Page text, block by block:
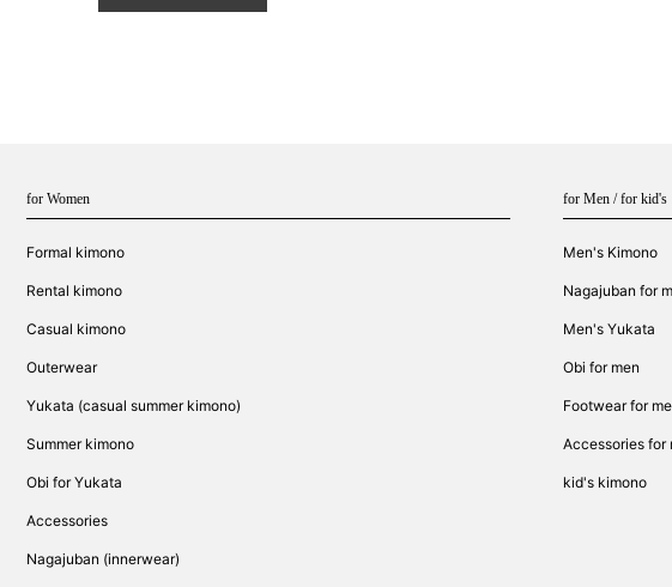
for Women
Formal kimono
Rental kimono
Casual kimono
Outerwear
Yukata (casual summer kimono)
Summer kimono
Obi for Yukata
Accessories
Nagajuban (innerwear)
for Men / for kid's
Men's Kimono
Nagajuban for
Men's Yukata
Obi for men
Footwear for
Accessories for
kid's kimono